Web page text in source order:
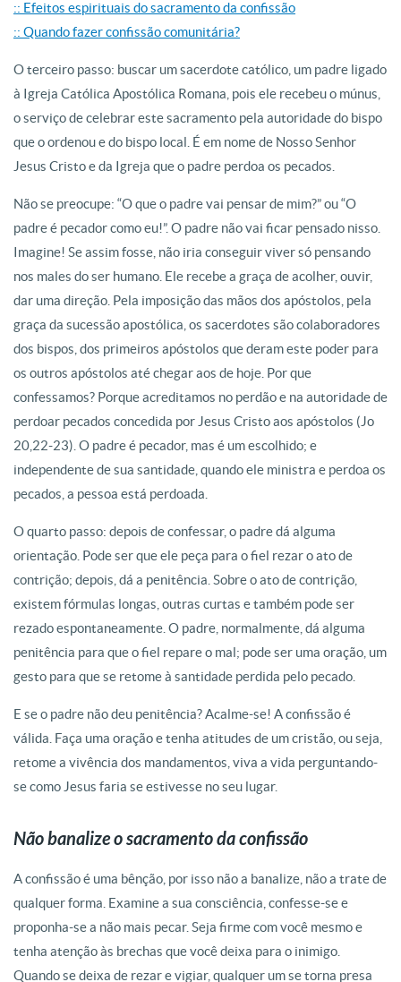
:: Efeitos espirituais do sacramento da confissão
:: Quando fazer confissão comunitária?
O terceiro passo: buscar um sacerdote católico, um padre ligado
à Igreja Católica Apostólica Romana, pois ele recebeu o múnus,
o serviço de celebrar este sacramento pela autoridade do bispo
que o ordenou e do bispo local. É em nome de Nosso Senhor
Jesus Cristo e da Igreja que o padre perdoa os pecados.
Não se preocupe: “O que o padre vai pensar de mim?” ou “O
padre é pecador como eu!”. O padre não vai ficar pensado nisso.
Imagine! Se assim fosse, não iria conseguir viver só pensando
nos males do ser humano. Ele recebe a graça de acolher, ouvir,
dar uma direção. Pela imposição das mãos dos apóstolos, pela
graça da sucessão apostólica, os sacerdotes são colaboradores
dos bispos, dos primeiros apóstolos que deram este poder para
os outros apóstolos até chegar aos de hoje. Por que
confessamos? Porque acreditamos no perdão e na autoridade de
perdoar pecados concedida por Jesus Cristo aos apóstolos (Jo
20,22-23). O padre é pecador, mas é um escolhido; e
independente de sua santidade, quando ele ministra e perdoa os
pecados, a pessoa está perdoada.
O quarto passo: depois de confessar, o padre dá alguma
orientação. Pode ser que ele peça para o fiel rezar o ato de
contrição; depois, dá a penitência. Sobre o ato de contrição,
existem fórmulas longas, outras curtas e também pode ser
rezado espontaneamente. O padre, normalmente, dá alguma
penitência para que o fiel repare o mal; pode ser uma oração, um
gesto para que se retome à santidade perdida pelo pecado.
E se o padre não deu penitência? Acalme-se! A confissão é
válida. Faça uma oração e tenha atitudes de um cristão, ou seja,
retome a vivência dos mandamentos, viva a vida perguntando-
se como Jesus faria se estivesse no seu lugar.
Não banalize o sacramento da confissão
A confissão é uma bênção, por isso não a banalize, não a trate de
qualquer forma. Examine a sua consciência, confesse-se e
proponha-se a não mais pecar. Seja firme com você mesmo e
tenha atenção às brechas que você deixa para o inimigo.
Quando se deixa de rezar e vigiar, qualquer um se torna presa